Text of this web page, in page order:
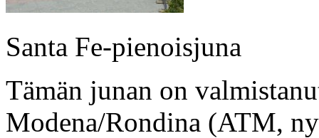
Santa Fe-pienoisjuna
Tämän junan on
Modena/Rondina (ATM,